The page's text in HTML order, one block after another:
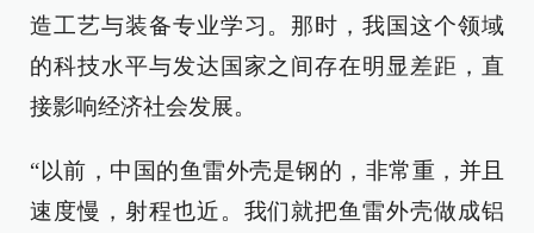
造工艺与装备专业学习。那时，我国这个领域
的科技水平与发达国家之间存在明显差距，直
接影响经济社会发展。
“以前，中国的鱼雷外壳是钢的，非常重，并且
速度慢，射程也近。我们就把鱼雷外壳做成铝